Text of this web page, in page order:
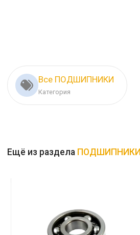
Все ПОДШИПНИКИ
Категория
Ещё из раздела ПОДШИПНИКИ